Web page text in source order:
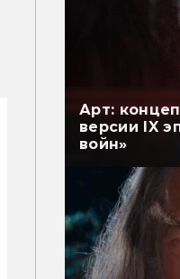
Арт:
версии IX
войн»